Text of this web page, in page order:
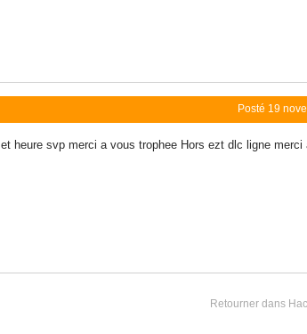
Posté 19
heure svp merci a vous trophee Hors ezt dlc ligne merci
Retourner dans